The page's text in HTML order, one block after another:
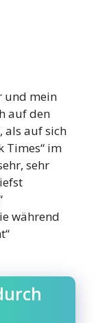
und mein
auf den
als auf sich
Times“ im
sehr
während